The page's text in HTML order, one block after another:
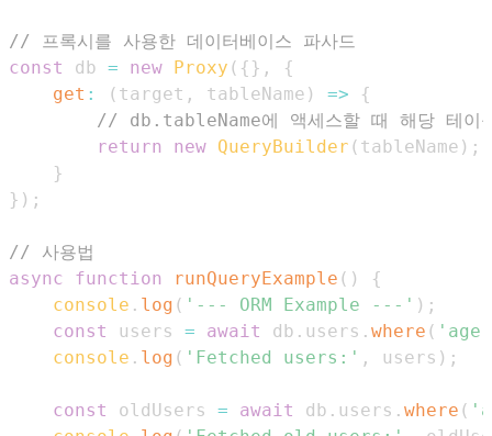
// 프록시를 사용한 데이터베이스 파사드
const
db = new Proxy ( { } ,
{
get : ( target , tableName ) =>
{
// db.tableName에 액세스할 때 해당 테
return
new QueryBuilder ( tableName ) ;
}
} ) ;
// 사용법
async
function runQueryExample ( )
{
console . log ( '--- ORM Example ---' ) ;
const
users = await db . users . where ( 'age'
console . log ( 'Fetched users:' , users ) ;
const oldUsers = await db . users . where (